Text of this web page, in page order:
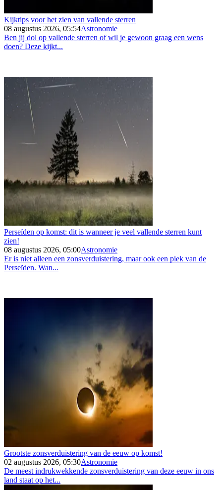
Kijktips voor het zien van vallende sterren
08 augustus 2026, 05:54Astronomie
Ben jij dol op vallende sterren of wil je gewoon graag een wens
doen? Deze kijkt...
Perseïden op komst: dit is wanneer je veel vallende sterren kunt
zien!
08 augustus 2026, 05:00Astronomie
Er is niet alleen een zonsverduistering, maar ook een piek van de
Perseïden. Wan...
Grootste zonsverduistering van de eeuw op komst!
02 augustus 2026, 05:30Astronomie
De meest indrukwekkende zonsverduistering van deze eeuw in ons
land staat op het...